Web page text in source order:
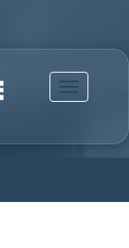
Alternar